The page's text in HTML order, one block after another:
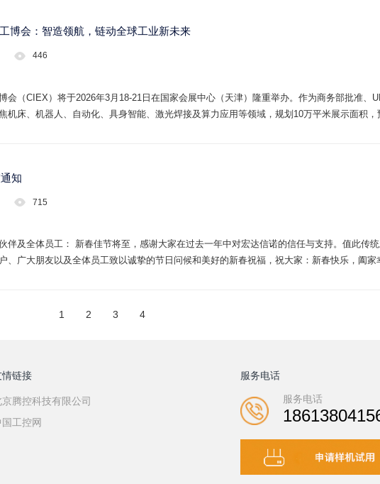
博会：智造领航，链动全球工业新未来
446
会（CIEX）将于2026年3月18-21日在国家会展中心（天津）隆重举办。作为商务部批准、
机床、机器人、自动化、具身智能、激光焊接及算力应用等领域，规划10万平米展示面积，
知
715
伴及全体员工： 新春佳节将至，感谢大家在过去一年中对宏达信诺的信任与支持。值此传
、广大朋友以及全体员工致以诚挚的节日问候和美好的新春祝福，祝大家：新春快乐，阖
1 2 3 4
情链接
京腾控科技有限公司
国工控网
服务电话
服务电话